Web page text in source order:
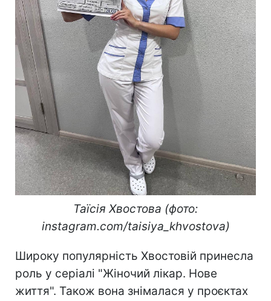
Таїсія Хвостова (фото:
instagram.com/taisiya_khvostova)
Широку популярність Хвостовій принесла
роль у серіалі "Жіночий лікар. Нове
життя". Також вона знімалася у проєктах